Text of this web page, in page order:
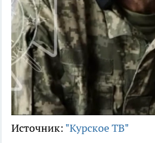
Источник: "Курское ТВ"